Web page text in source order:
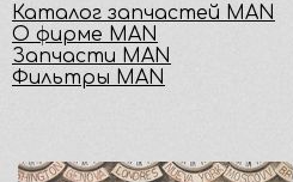
Каталог запчастей MAN
О фирме MAN
Запчасти MAN
Фильтры MAN